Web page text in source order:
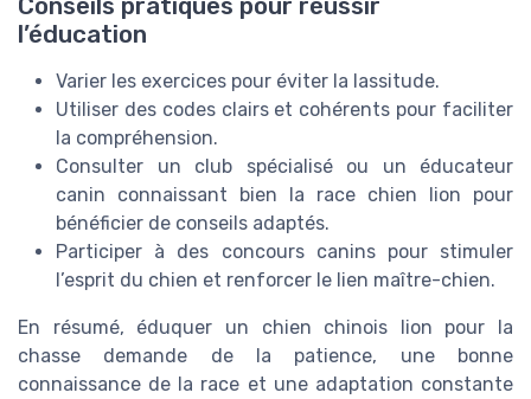
l’éducation
Varier les exercices pour éviter la lassitude.
Utiliser des codes clairs et cohérents pour faciliter
la compréhension.
Consulter un club spécialisé ou un éducateur
canin connaissant bien la race chien lion pour
bénéficier de conseils adaptés.
Participer à des concours canins pour stimuler
l’esprit du chien et renforcer le lien maître-chien.
En résumé, éduquer un chien chinois lion pour la
chasse demande de la patience, une bonne
connaissance de la race et une adaptation constante